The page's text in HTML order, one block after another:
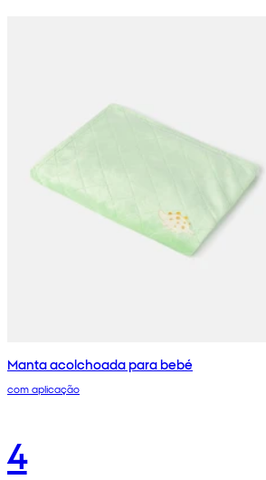
Manta acolchoada para bebé
com aplicação
4